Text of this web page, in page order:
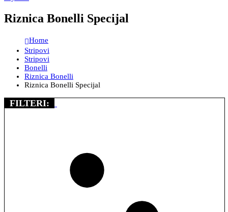
Riznica Bonelli Specijal
Home
Stripovi
Stripovi
Bonelli
Riznica Bonelli
Riznica Bonelli Specijal
FILTERI: